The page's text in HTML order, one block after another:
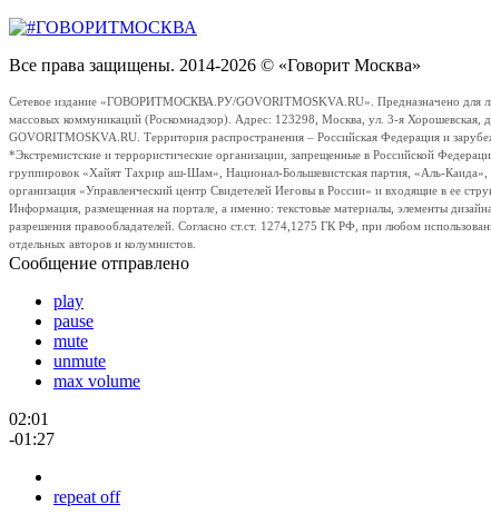
Все права защищены. 2014-2026 © «Говорит Москва»
Сетевое издание «ГОВОРИТМОСКВА.РУ/GOVORITMOSKVA.RU». Предназначено для
массовых коммуникаций (Роскомнадзор). Адрес: 123298, Москва, ул. 3-я
GOVORITMOSKVA.RU. Территория распространения – Российская Федерация и
*Экстремистские и террористические организации, запрещенные в Российской
группировок «Хайят Тахрир аш-Шам», Национал-Большевистская партия, «Аль-
организация «Управленческий центр Свидетелей Иеговы в России» и входящие в ее
Информация, размещенная на портале, а именно: текстовые материалы, элементы
разрешения правообладателей. Согласно ст.ст. 1274,1275 ГК РФ, при любом
отдельных авторов и колумнистов.
Сообщение отправлено
play
pause
mute
unmute
max volume
02:01
-01:27
repeat off